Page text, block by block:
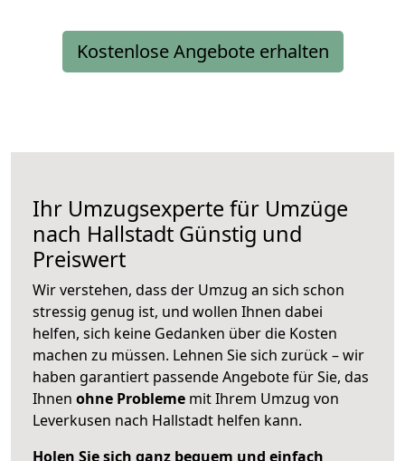
Kostenlose Angebote erhalten
Ihr Umzugsexperte für Umzüge
nach Hallstadt Günstig und
Preiswert
Wir verstehen, dass der Umzug an sich schon
stressig genug ist, und wollen Ihnen dabei
helfen, sich keine Gedanken über die Kosten
machen zu müssen. Lehnen Sie sich zurück – wir
haben garantiert passende Angebote für Sie, das
Ihnen ohne Probleme mit Ihrem Umzug von
Leverkusen nach Hallstadt helfen kann.
Holen Sie sich ganz bequem und einfach